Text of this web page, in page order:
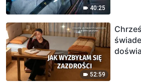
40:25
52:59